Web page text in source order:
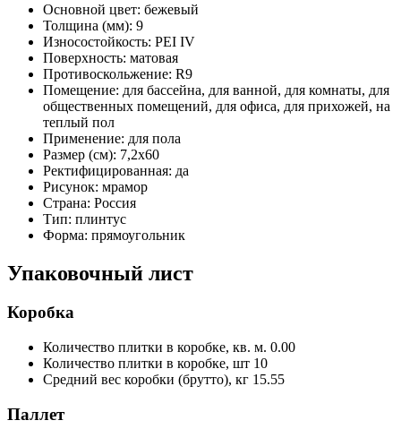
Основной цвет: бежевый
Толщина (мм): 9
Износостойкость: PEI IV
Поверхность: матовая
Противоскольжение: R9
Помещение: для бассейна, для ванной, для комнаты, для
общественных помещений, для офиса, для прихожей, на
теплый пол
Применение: для пола
Размер (см): 7,2x60
Ректифицированная: да
Рисунок: мрамор
Страна: Россия
Тип: плинтус
Форма: прямоугольник
Упаковочный лист
Коробка
Количество плитки в коробке, кв. м. 0.00
Количество плитки в коробке, шт 10
Средний вес коробки (брутто), кг 15.55
Паллет